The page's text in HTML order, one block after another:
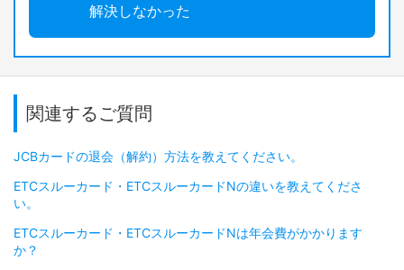
解決しなかった
関連するご質問
JCBカードの退会（解約）方法を教えてください。
ETCスルーカード・ETCスルーカードNの違いを教えてくださ
い。
ETCスルーカード・ETCスルーカードNは年会費がかかります
か？